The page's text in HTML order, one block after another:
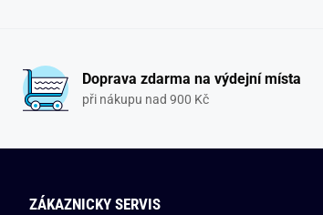
Doprava zdarma na výdejní místa
při nákupu nad 900 Kč
ZÁKAZNICKY SERVIS